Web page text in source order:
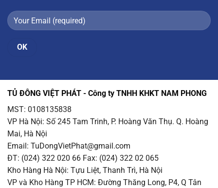
TỦ ĐÔNG VIỆT PHÁT - Công ty TNHH KHKT NAM PHONG
MST: 0108135838
VP Hà Nội: Số 245 Tam Trinh, P. Hoàng Văn Thụ. Q. Hoàng
Mai, Hà Nội
Email: TuDongVietPhat@gmail.com
ĐT: (024) 322 020 66 Fax: (024) 322 02 065
Kho Hàng Hà Nội: Tựu Liệt, Thanh Trì, Hà Nội
VP và Kho Hàng TP HCM: Đường Thăng Long, P4, Q Tân